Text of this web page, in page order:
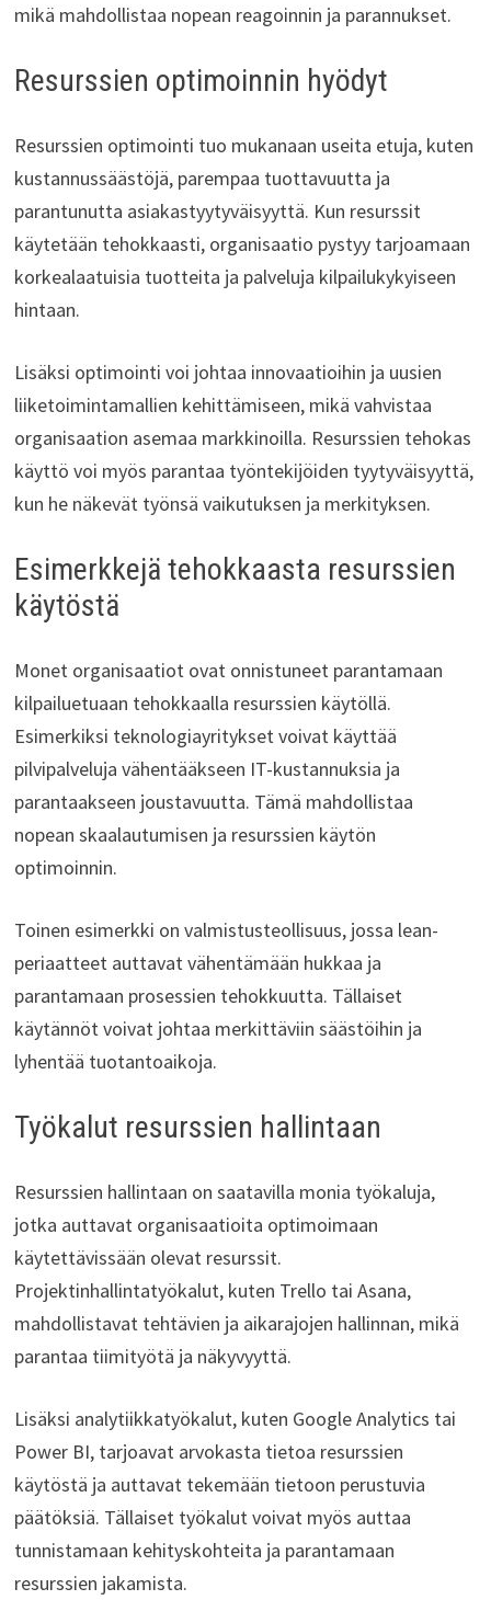
mikä mahdollistaa nopean reagoinnin ja parannukset.
Resurssien optimoinnin hyödyt
Resurssien optimointi tuo mukanaan useita etuja, kuten
kustannussäästöjä, parempaa tuottavuutta ja
parantunutta asiakastyytyväisyyttä. Kun resurssit
käytetään tehokkaasti, organisaatio pystyy tarjoamaan
korkealaatuisia tuotteita ja palveluja kilpailukykyiseen
hintaan.
Lisäksi optimointi voi johtaa innovaatioihin ja uusien
liiketoimintamallien kehittämiseen, mikä vahvistaa
organisaation asemaa markkinoilla. Resurssien tehokas
käyttö voi myös parantaa työntekijöiden tyytyväisyyttä,
kun he näkevät työnsä vaikutuksen ja merkityksen.
Esimerkkejä tehokkaasta resurssien
käytöstä
Monet organisaatiot ovat onnistuneet parantamaan
kilpailuetuaan tehokkaalla resurssien käytöllä.
Esimerkiksi teknologiayritykset voivat käyttää
pilvipalveluja vähentääkseen IT-kustannuksia ja
parantaakseen joustavuutta. Tämä mahdollistaa
nopean skaalautumisen ja resurssien käytön
optimoinnin.
Toinen esimerkki on valmistusteollisuus, jossa lean-
periaatteet auttavat vähentämään hukkaa ja
parantamaan prosessien tehokkuutta. Tällaiset
käytännöt voivat johtaa merkittäviin säästöihin ja
lyhentää tuotantoaikoja.
Työkalut resurssien hallintaan
Resurssien hallintaan on saatavilla monia työkaluja,
jotka auttavat organisaatioita optimoimaan
käytettävissään olevat resurssit.
Projektinhallintatyökalut, kuten Trello tai Asana,
mahdollistavat tehtävien ja aikarajojen hallinnan, mikä
parantaa tiimityötä ja näkyvyyttä.
Lisäksi analytiikkatyökalut, kuten Google Analytics tai
Power BI, tarjoavat arvokasta tietoa resurssien
käytöstä ja auttavat tekemään tietoon perustuvia
päätöksiä. Tällaiset työkalut voivat myös auttaa
tunnistamaan kehityskohteita ja parantamaan
resurssien jakamista.